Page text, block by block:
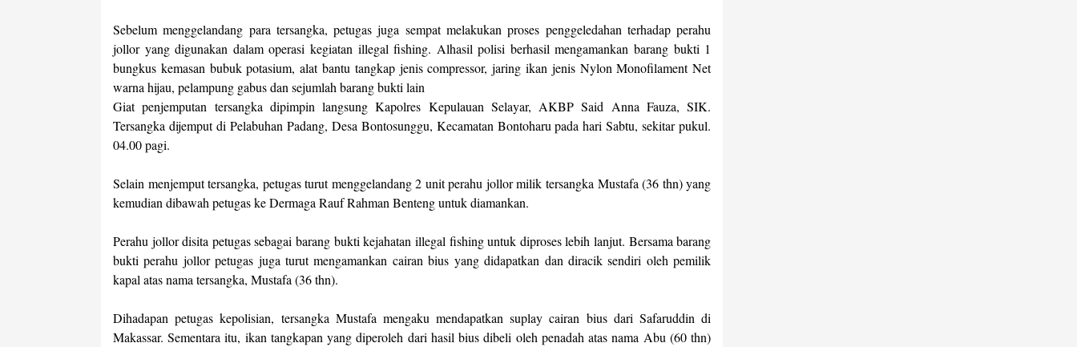
Sebelum menggelandang para tersangka, petugas juga sempat melakukan proses penggeledahan terhadap perahu
jollor yang digunakan dalam operasi kegiatan illegal fishing. Alhasil polisi berhasil mengamankan barang bukti 1
bungkus kemasan bubuk potasium, alat bantu tangkap jenis compressor, jaring ikan jenis Nylon Monofilament Net
warna hijau, pelampung gabus dan sejumlah barang bukti lain
Giat penjemputan tersangka dipimpin langsung Kapolres Kepulauan Selayar, AKBP Said Anna Fauza, SIK.
Tersangka dijemput di Pelabuhan Padang, Desa Bontosunggu, Kecamatan Bontoharu pada hari Sabtu, sekitar pukul.
04.00 pagi.
Selain menjemput tersangka, petugas turut menggelandang 2 unit perahu jollor milik tersangka Mustafa (36 thn) yang
kemudian dibawah petugas ke Dermaga Rauf Rahman Benteng untuk diamankan.
Perahu jollor disita petugas sebagai barang bukti kejahatan illegal fishing untuk diproses lebih lanjut. Bersama barang
bukti perahu jollor petugas juga turut mengamankan cairan bius yang didapatkan dan diracik sendiri oleh pemilik
kapal atas nama tersangka, Mustafa (36 thn).
Dihadapan petugas kepolisian, tersangka Mustafa mengaku mendapatkan suplay cairan bius dari Safaruddin di
Makassar. Sementara itu, ikan tangkapan yang diperoleh dari hasil bius dibeli oleh penadah atas nama Abu (60 thn)